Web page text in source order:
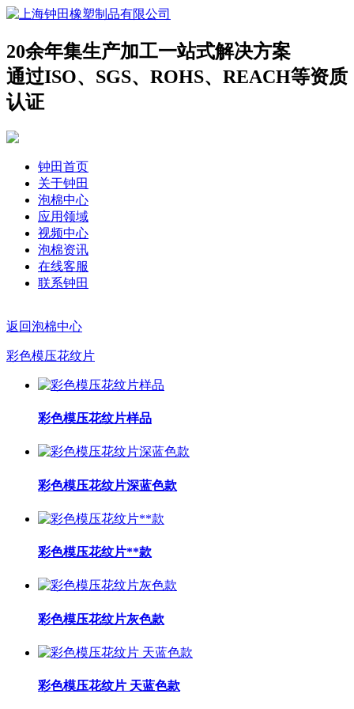
20余年集生产加工一站式解决方案
通过ISO、SGS、ROHS、REACH等资质
认证
钟田首页
关于钟田
泡棉中心
应用领域
视频中心
泡棉资讯
在线客服
联系钟田
返回泡棉中心
彩色模压花纹片
彩色模压花纹片样品
彩色模压花纹片深蓝色款
彩色模压花纹片**款
彩色模压花纹片灰色款
彩色模压花纹片 天蓝色款